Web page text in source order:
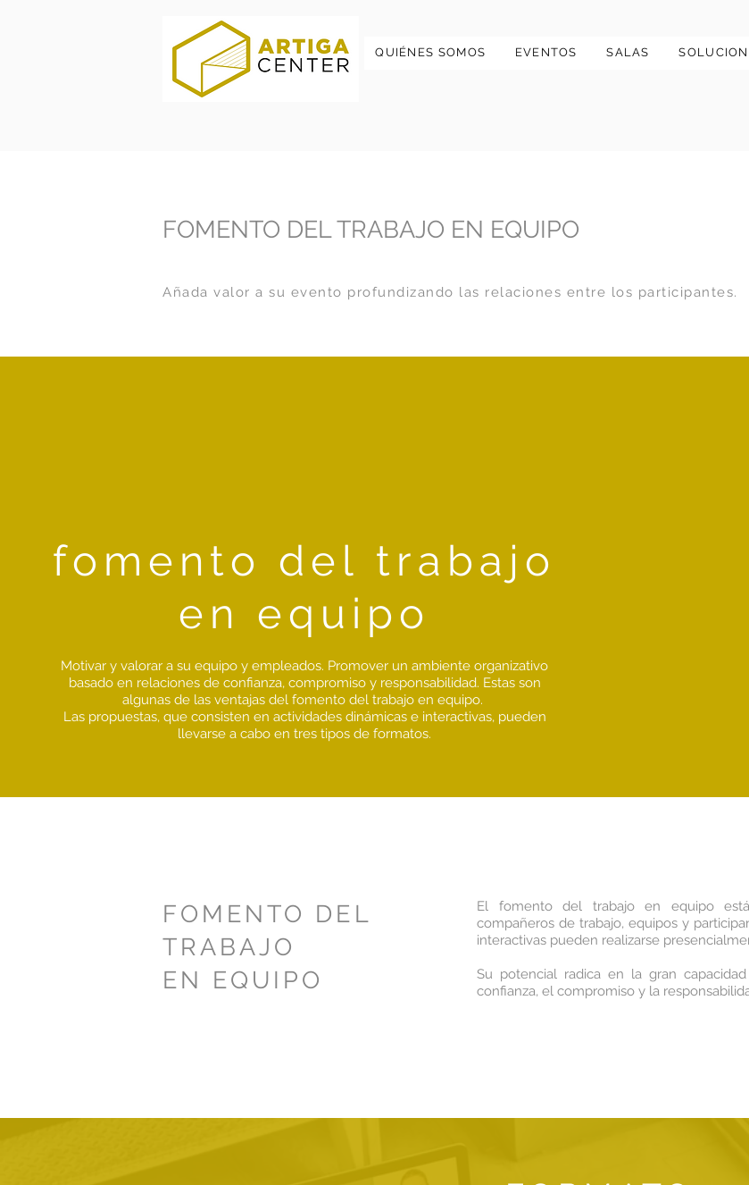
QUIÉNES SOMOS EVENTOS SALAS
FOMENTO DEL TRABAJO EN EQUIPO
Añada valor a su evento profundizando las relaciones entre los participantes.
fomento del trabajo
en equipo
Motivar y valorar a su equipo y empleados. Promover un ambiente organizativo
basado en relaciones de confianza, compromiso y responsabilidad. Estas son
algunas de las ventajas del fomento del trabajo en equipo.
Las propuestas, que consisten en actividades dinámicas e interactivas, pueden
llevarse a cabo en tres tipos de formatos.
El fomento del trabajo en equipo
compañeros de trabajo, equipos y
interactivas pueden realizarse
Su potencial radica en la gran
confianza, el compromiso y la
FOMENTO DEL
TRABAJO
EN EQUIPO